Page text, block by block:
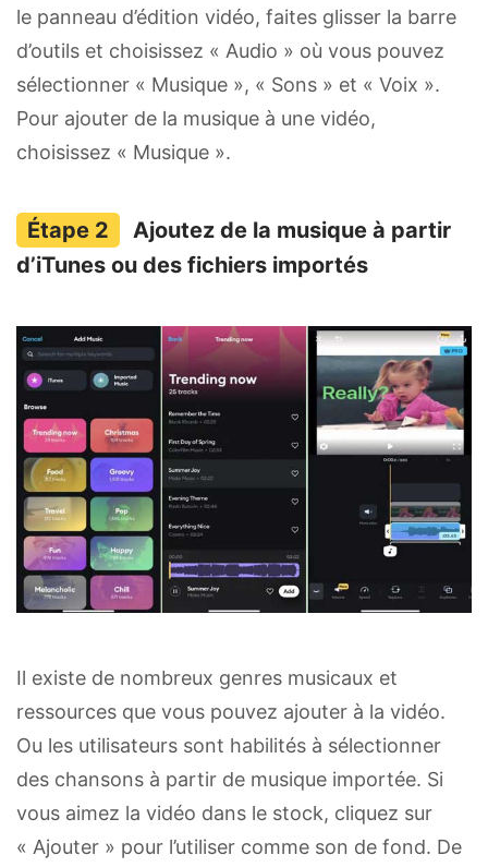
le panneau d’édition vidéo, faites glisser la barre
d’outils et choisissez « Audio » où vous pouvez
sélectionner « Musique », « Sons » et « Voix ».
Pour ajouter de la musique à une vidéo,
choisissez « Musique ».
Ajoutez de la musique à partir
d’iTunes ou des fichiers importés
Il existe de nombreux genres musicaux et
ressources que vous pouvez ajouter à la vidéo.
Ou les utilisateurs sont habilités à sélectionner
des chansons à partir de musique importée. Si
vous aimez la vidéo dans le stock, cliquez sur
« Ajouter » pour l’utiliser comme son de fond. De